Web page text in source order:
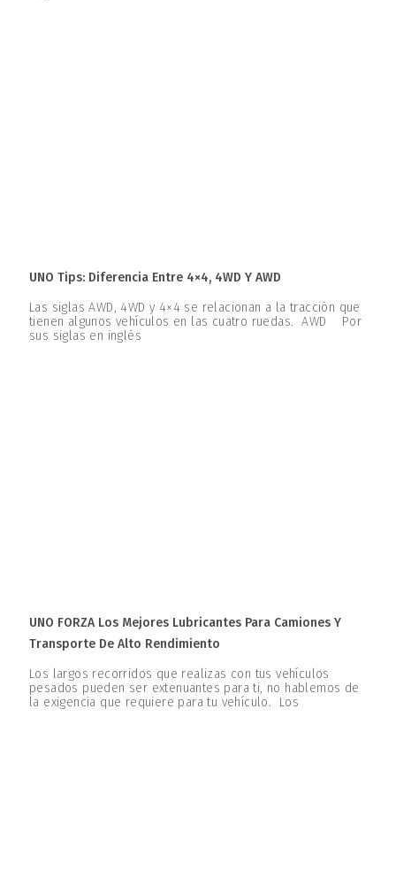
UNO Tips: Diferencia Entre 4×4, 4WD Y AWD
Las siglas AWD, 4WD y 4×4 se relacionan a la tracción que
tienen algunos vehículos en las cuatro ruedas. AWD Por
sus siglas en inglés
UNO FORZA Los Mejores Lubricantes Para Camiones Y
Transporte De Alto Rendimiento
Los largos recorridos que realizas con tus vehículos
pesados pueden ser extenuantes para ti, no hablemos de
la exigencia que requiere para tu vehículo. Los